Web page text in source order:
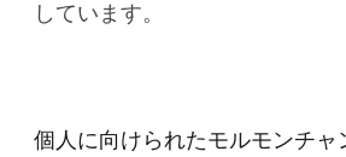
しています。
個人に向けられたモルモンチャ